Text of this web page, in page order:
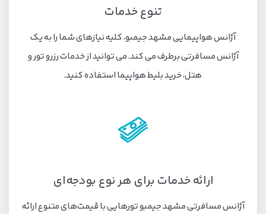
تنوع خدمات
آژانس هواپیمایی مشهد جیمبو، کلیه نیازهای شما را به یک
آژانس مسافرتی برطرف می کند. می توانید از خدمات رزرو تور و
هتل، خرید بلیط هواپیما استفاده کنید.
ارائه خدمات برای هر نوع بودجه‌ای
آژانس مسافرتی مشهد جیمبو تورهایی با قیمت‌های متنوع ارائه